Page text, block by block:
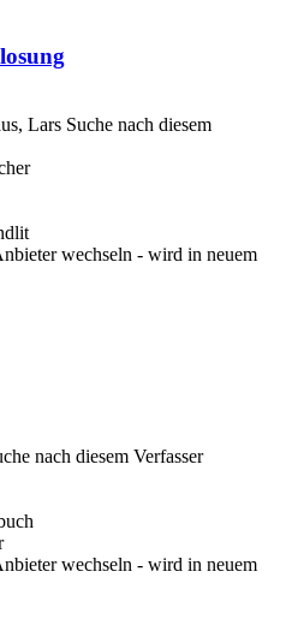
Lars Suche nach diesem
wechseln - wird in neuem
nach diesem Verfasser
wechseln - wird in neuem